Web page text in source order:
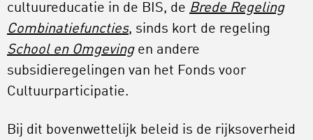
cultuureducatie in de BIS, de Brede Regeling
Combinatiefuncties, sinds kort de regeling
School en Omgevingen andere
subsidieregelingen van het Fonds voor
Cultuurparticipatie.
Bij dit bovenwettelijk beleid is de rijksoverheid